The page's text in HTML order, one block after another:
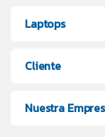
Laptops
Cliente
Nuestra